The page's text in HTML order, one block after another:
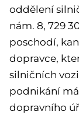
oddělení
nám. 8, 729
poschodí,
dopravce,
silničních
podnikání
dopravního